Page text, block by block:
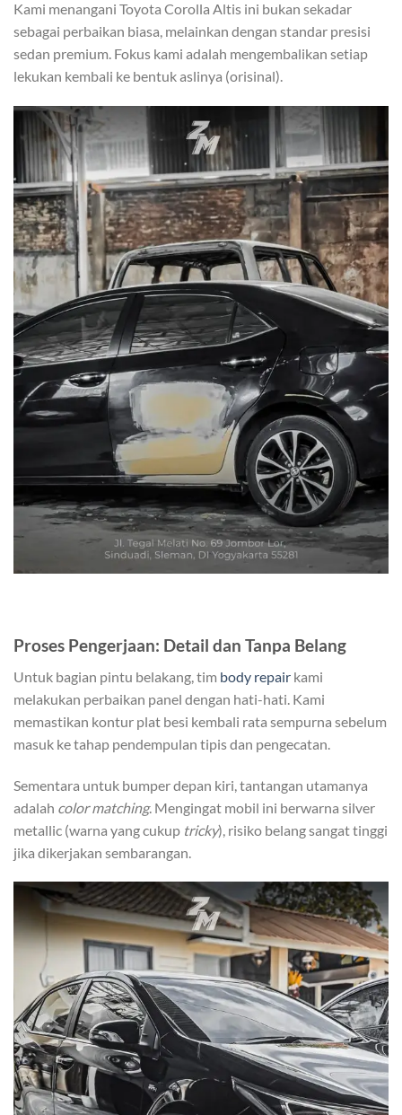
Kami menangani Toyota Corolla Altis ini bukan sekadar
sebagai perbaikan biasa, melainkan dengan standar presisi
sedan premium. Fokus kami adalah mengembalikan setiap
lekukan kembali ke bentuk aslinya (orisinal).
Proses Pengerjaan: Detail dan Tanpa Belang
Untuk bagian pintu belakang, tim body repair kami
melakukan perbaikan panel dengan hati-hati. Kami
memastikan kontur plat besi kembali rata sempurna sebelum
masuk ke tahap pendempulan tipis dan pengecatan.
Sementara untuk bumper depan kiri, tantangan utamanya
adalah color matching. Mengingat mobil ini berwarna silver
metallic (warna yang cukup tricky), risiko belang sangat tinggi
jika dikerjakan sembarangan.